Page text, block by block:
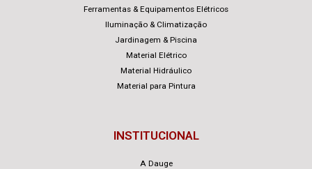
Ferramentas & Equipamentos Elétricos
Iluminação & Climatização
Jardinagem & Piscina
Material Elétrico
Material Hidráulico
Material para Pintura
INSTITUCIONAL
A Dauge